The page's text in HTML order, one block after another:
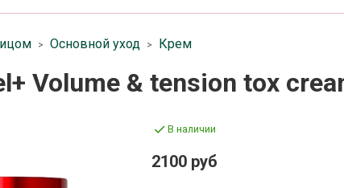
Основной уход Крем
Volume & tension tox
В наличии
2100 руб